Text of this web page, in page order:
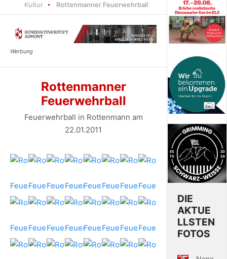
Kultur
Rottenmanner Feuerwehrball
Rottenmanner
Feuerwehrball
Feuerwehrball in Rottenmann am
22.01.2011
DIE
AKTUE
LLSTEN
FOTOS